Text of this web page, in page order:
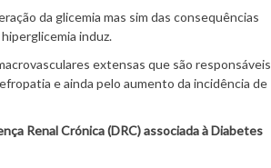
da glicemia mas sim das consequências
induz.
extensas que são responsáveis
e ainda pelo aumento da incidência de
Renal Crónica (DRC) associada à Diabetes